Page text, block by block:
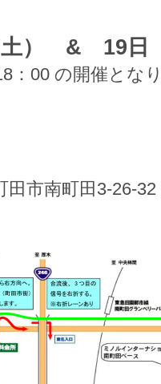
（土） &
：00 の開催とな
市南町田3-26-32